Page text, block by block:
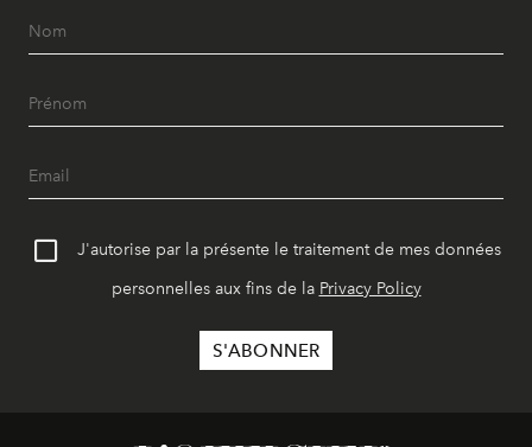
J'autorise par la présente le traitement de mes données
personnelles aux fins de la Privacy Policy